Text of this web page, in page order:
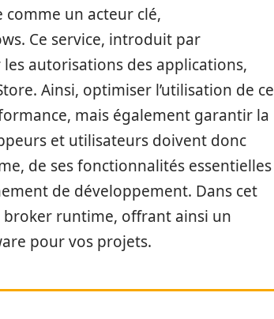
un acteur clé,
Ce service, introduit par
autorisations des applications,
Ainsi, optimiser l’utilisation de ce
mais également garantir la
et utilisateurs doivent donc
de ses fonctionnalités essentielles
de développement. Dans cet
broker runtime, offrant ainsi un
pour vos projets.